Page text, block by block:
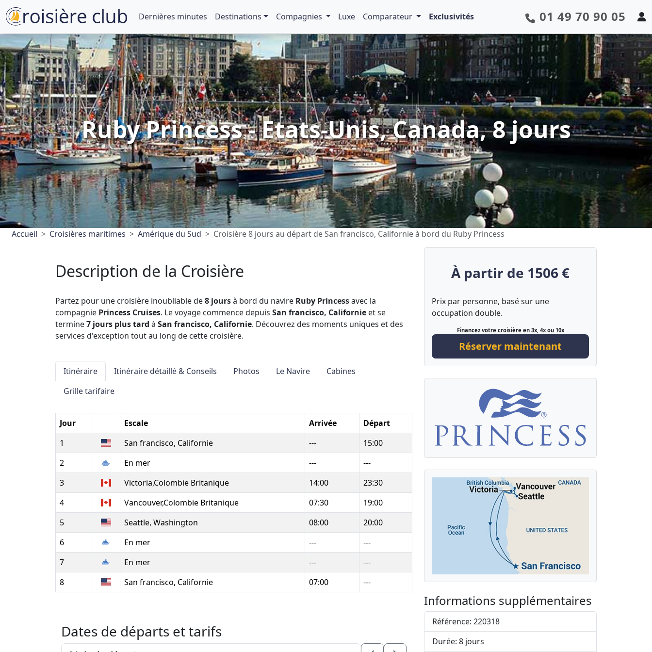
Dernières minutes Destinations Compagnies Luxe Comparateur Exclusivités 01 49 70 90 05
Ruby Princess - Etats-Unis, Canada, 8 jours
Accueil Croisières maritimes Amérique du Sud Croisière 8 jours au départ de San francisco, Californie à bord du Ruby Princess
Description de la Croisière
Partez pour une croisière inoubliable de8 joursà bord du navire Ruby Princessavec la
compagnie Princess Cruises. Le voyage commence depuis San francisco, Californie et se
termine7 jours plus tard à San francisco, Californie. Découvrez des moments uniques et des
services d'exception tout au long de cette croisière.
Itinéraire Itinéraire détaillé & Conseils Photos Le Navire
Cabines
Grille tarifaire
Jour Escale Arrivée
Départ
1
San francisco, Californie ---
15:00
2
En mer ---
---
3
Victoria,Colombie Britanique 14:00
23:30
4
Vancouver,Colombie Britanique 07:30
19:00
5
Seattle, Washington 08:00
20:00
6
En mer ---
---
7
En mer ---
---
8
San francisco, Californie 07:00 ---
Dates de départs et tarifs
À partir de 1506 €
Prix par personne, basé sur une
occupation double.
Financez votre croisière en 3x, 4x ou 10x
Réserver maintenant
Informations supplémentaires
Référence: 220318
Durée: 8 jours